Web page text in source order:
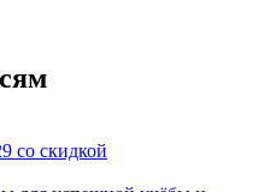
со скидкой